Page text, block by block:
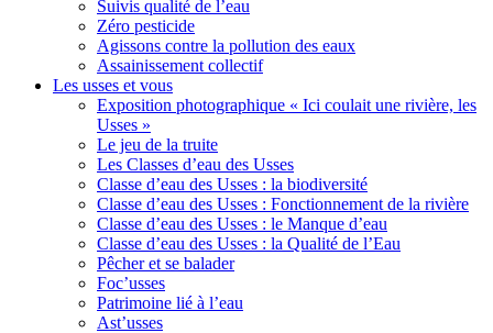
Suivis qualité de l’eau
Zéro pesticide
Agissons contre la pollution des eaux
Assainissement collectif
Les usses et vous
Exposition photographique « Ici coulait une rivière, les
Usses »
Le jeu de la truite
Les Classes d’eau des Usses
Classe d’eau des Usses : la biodiversité
Classe d’eau des Usses : Fonctionnement de la rivière
Classe d’eau des Usses : le Manque d’eau
Classe d’eau des Usses : la Qualité de l’Eau
Pêcher et se balader
Foc’usses
Patrimoine lié à l’eau
Ast’usses